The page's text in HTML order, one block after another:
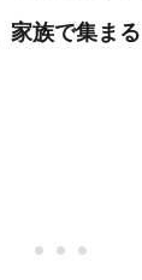
家族で集まる